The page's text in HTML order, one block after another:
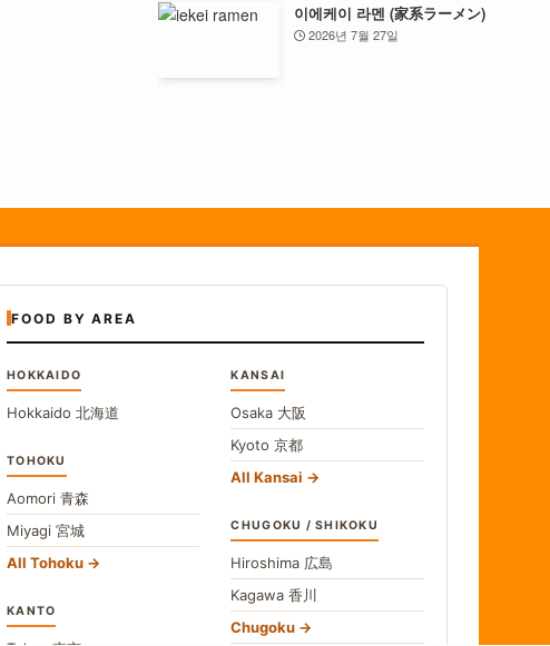
이에케이 라멘 (家系ラーメン)
2026년 7월 27일
FOOD BY AREA
HOKKAIDO
Hokkaido 北海道
TOHOKU
Aomori 青森
Miyagi 宮城
All Tohoku
KANTO
KANSAI
Osaka 大阪
Kyoto京都
All Kansai
CHUGOKU / SHIKOKU
Hiroshima 広島
Kagawa香川
Chugoku